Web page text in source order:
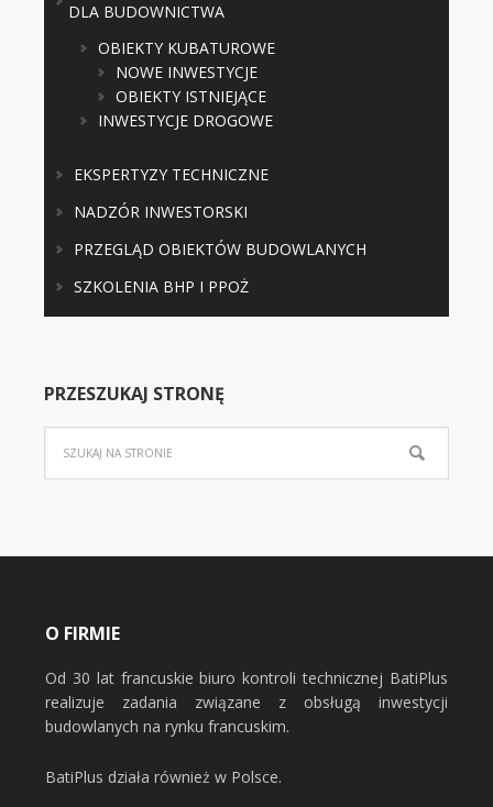
DLA BUDOWNICTWA
OBIEKTY KUBATUROWE
NOWE INWESTYCJE
OBIEKTY ISTNIEJĄCE
INWESTYCJE DROGOWE
EKSPERTYZY TECHNICZNE
NADZÓR INWESTORSKI
PRZEGLĄD OBIEKTÓW BUDOWLANYCH
SZKOLENIA BHP I PPOŻ
PRZESZUKAJ STRONĘ
O FIRMIE
Od 30 lat francuskie biuro kontroli technicznej BatiPlus
realizuje zadania związane z obsługą inwestycji
budowlanych na rynku francuskim.
BatiPlus działa również w Polsce.